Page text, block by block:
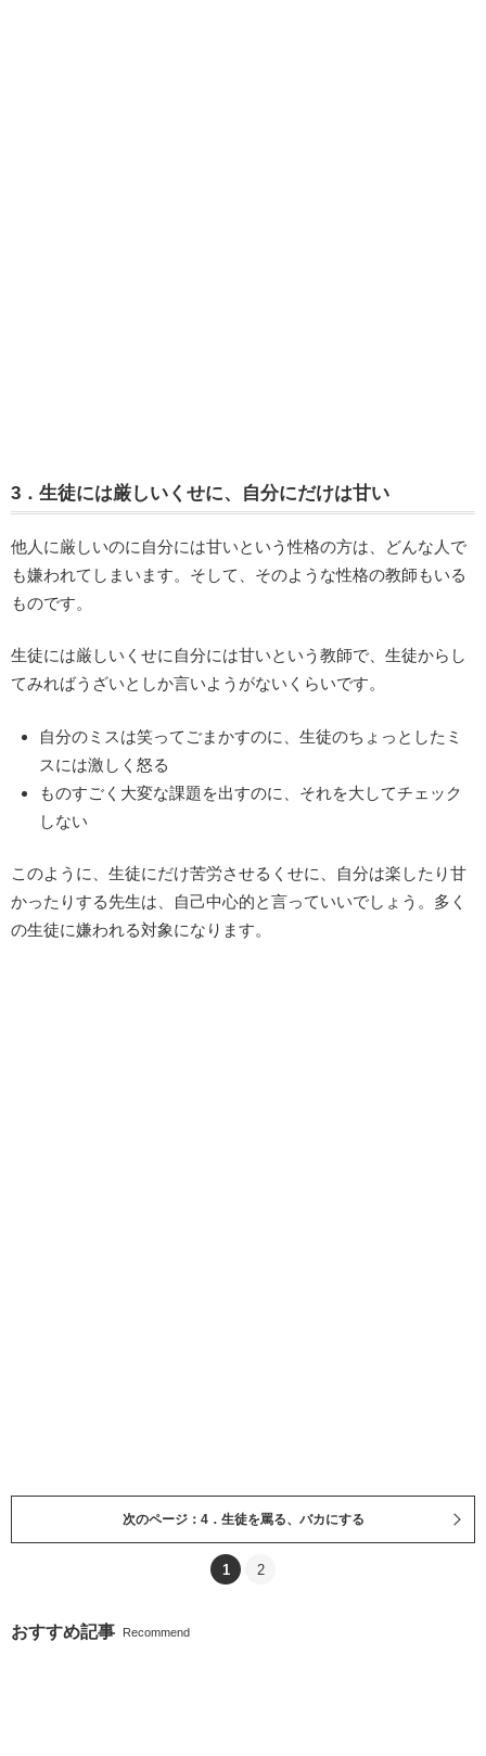
3．生徒には厳しいくせに、自分にだけは甘い
他人に厳しいのに自分には甘いという性格の方は、どんな人で
も嫌われてしまいます。そして、そのような性格の教師もいる
ものです。
生徒には厳しいくせに自分には甘いという教師で、生徒からし
てみればうざいとしか言いようがないくらいです。
自分のミスは笑ってごまかすのに、生徒のちょっとしたミ
スには激しく怒る
ものすごく大変な課題を出すのに、それを大してチェック
しない
このように、生徒にだけ苦労させるくせに、自分は楽したり甘
かったりする先生は、自己中心的と言っていいでしょう。多く
の生徒に嫌われる対象になります。
次のページ：4．生徒を罵る、バカにする
1 2
おすすめ記事 Recommend